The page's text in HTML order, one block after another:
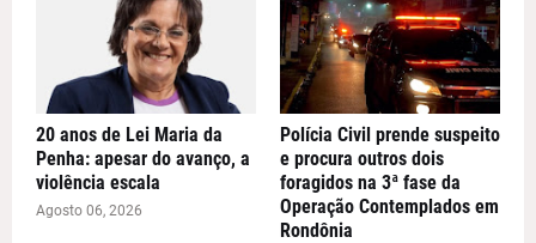
20 anos de Lei Maria da
Penha: apesar do avanço, a
violência escala
Agosto 06, 2026
Polícia Civil prende suspeito
e procura outros dois
foragidos na 3ª fase da
Operação Contemplados em
Rondônia